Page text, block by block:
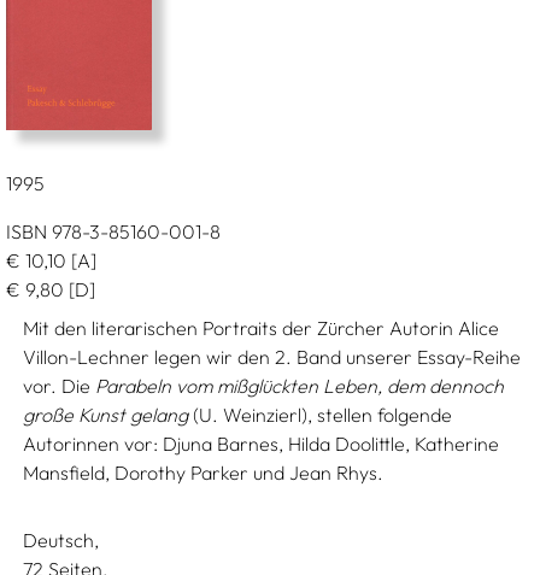
1995
ISBN 978-3-85160-001-8
€ 10,10 [A]
€ 9,80 [D]
Mit den literarischen Portraits der Zürcher Autorin Alice
Villon-Lechner legen wir den 2. Band unserer Essay-Reihe
vor. Die Parabeln vom mißglückten Leben, dem dennoch
große Kunst gelang(U. Weinzierl), stellen folgende
Autorinnen vor: Djuna Barnes, Hilda Doolittle, Katherine
Mansfield, Dorothy Parker und Jean Rhys.
Deutsch
72 Seiten,